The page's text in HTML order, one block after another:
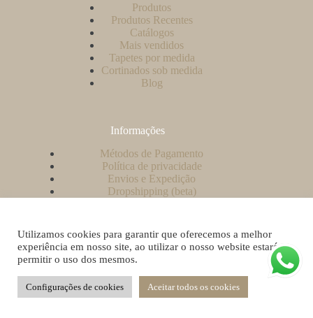
Produtos
Produtos Recentes
Catálogos
Mais vendidos
Tapetes por medida
Cortinados sob medida
Blog
Informações
Métodos de Pagamento
Política de privacidade
Envios e Expedição
Dropshipping (beta)
Como criar uma conta no nosso website?
Livro de Reclamações
Utilizamos cookies para garantir que oferecemos a melhor
experiência em nosso site, ao utilizar o nosso website estará a
permitir o uso dos mesmos.
Configurações de cookies Aceitar todos os cookies